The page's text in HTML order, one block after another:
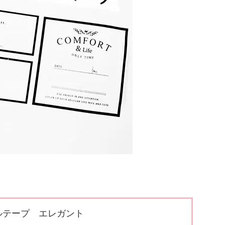
テープ エレガント